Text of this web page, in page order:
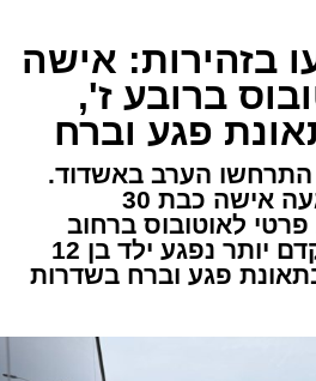
בזהירות: אישה
ברובע ז',
פגע וברח
התרחשו הערב באשדוד.
לפני שעה קלה נפגעה אישה כבת 30
לאוטובוס ברחוב
שמעון בן שטח. מוקדם יותר נפגע ילד בן 12
פגע וברח בשדרות